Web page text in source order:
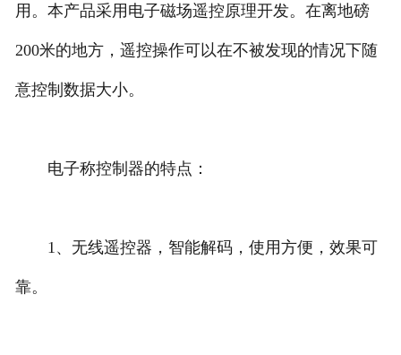
用。本产品采用电子磁场遥控原理开发。在离地磅
200米的地方，遥控操作可以在不被发现的情况下随
意控制数据大小。
电子称控制器的特点：
1、无线遥控器，智能解码，使用方便，效果可
靠。